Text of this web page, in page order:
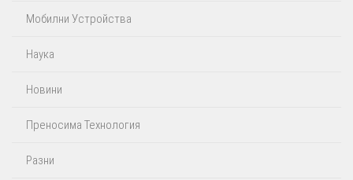
Мобилни Устройства
Наука
Новини
Преносима Технология
Разни